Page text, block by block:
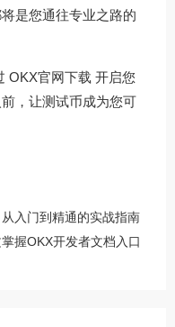
是您通往专业之路的
OKX官网下载 开启您
，让测试币成为您可
入门到精通的实战指南
握OKX开发者文档入口